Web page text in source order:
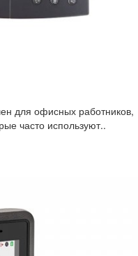
для офисных работников,
часто используют..